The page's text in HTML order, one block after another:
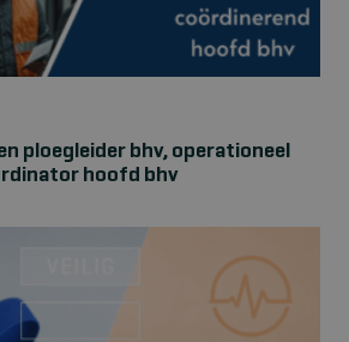
ploegleider bhv, operationeel
hoofd bhv